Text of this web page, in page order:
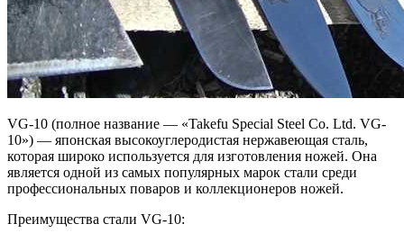
VG-10 (полное название — «Takefu Special Steel Co. Ltd. VG-
10») — японская высокоуглеродистая нержавеющая сталь,
которая широко используется для изготовления ножей. Она
является одной из самых популярных марок стали среди
профессиональных поваров и коллекционеров ножей.
Преимущества стали VG-10: